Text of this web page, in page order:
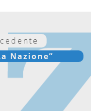
Nazione”